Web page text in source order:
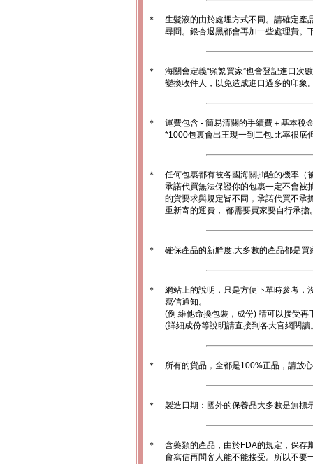
＊
生髮液的由於處埋方式不同。請確定產
尋問。銀杏退黑都會再加一些處理費。
＊
海關會定義“頻繁買家”也會登記進口次
變換收件人，以免造成進口過多的印象
＊
運費包含 - 簡易清關的手續費＋基本稅
*1000包裏會出王現一到二包.比率很底
＊
任何包裹都有被各國海關抽驗的機率（
承諾代買無法保證你的包裹一定不會被
的貨要求與規定皆不同，承諾代買不承
重新寄的運費， 都需要買家要自行承擔
＊ 確保產品的新鮮度,大多數的產品都是
＊
網站上的說明，只是方便下單時參考，
寫信通知。
(例:維他命換包裝，成份) 請可以接受再
(詳細成份等說明請直接到各大官網閱讀
＊ 所有的貨品，全都是100%正品，請放
＊ 製造日期：國外的保養品大多數是無標
＊
含藥類的產品，由於FDA的規定，保存
會寫信再問客人能不能接受。所以不要